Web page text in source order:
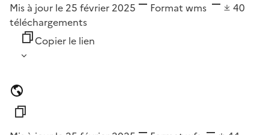
Mis à jour le 25 février 2025 Format wms
40
téléchargements
Copier le lien